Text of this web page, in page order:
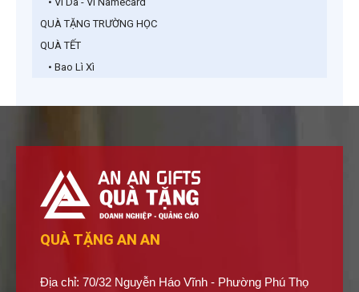
QUÀ TẶNG TRƯỜNG HỌC
QUÀ TẾT
• Bao Lì Xì
QUÀ TẶNG AN AN
Địa chỉ: 70/32 Nguyễn Háo Vĩnh - Phường Phú Thọ